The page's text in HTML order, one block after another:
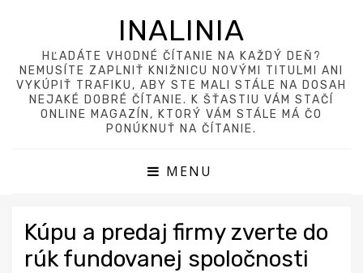
INALINIA
HĽADÁTE VHODNÉ ČÍTANIE NA KAŽDÝ DEŇ?
NEMUSÍTE ZAPLNIŤ KNIŽNICU NOVÝMI TITULMI ANI
VYKÚPIŤ TRAFIKU, ABY STE MALI STÁLE NA DOSAH
NEJAKÉ DOBRÉ ČÍTANIE. K ŠŤASTIU VÁM STAČÍ
ONLINE MAGAZÍN, KTORÝ VÁM STÁLE MÁ ČO
PONÚKNUŤ NA ČÍTANIE.
MENU
Kúpu a predaj firmy zverte do
rúk fundovanej spoločnosti